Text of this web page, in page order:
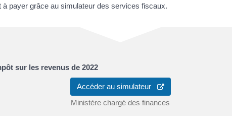
payer grâce au simulateur des services fiscaux.
sur les revenus de 2022
Accéder au simulateur
Ministère chargé des finances